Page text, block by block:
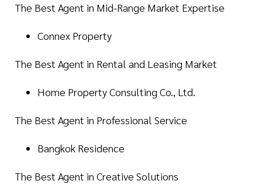
The Best Agent in Mid-Range Market Expertise
Connex Property
The Best Agent in Rental and Leasing Market
Home Property Consulting Co., Ltd.
The Best Agent in Professional Service
Bangkok Residence
The Best Agent in Creative Solutions